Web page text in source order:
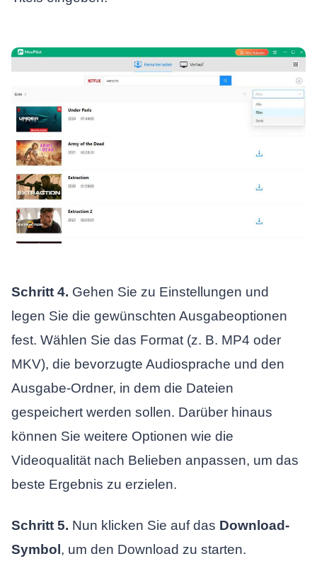
Schritt 4. Gehen Sie zu Einstellungen und
legen Sie die gewünschten Ausgabeoptionen
fest. Wählen Sie das Format (z. B. MP4 oder
MKV), die bevorzugte Audiosprache und den
Ausgabe-Ordner, in dem die Dateien
gespeichert werden sollen. Darüber hinaus
können Sie weitere Optionen wie die
Videoqualität nach Belieben anpassen, um das
beste Ergebnis zu erzielen.
Schritt 5. Nun klicken Sie auf das Download-
Symbol , um den Download zu starten.